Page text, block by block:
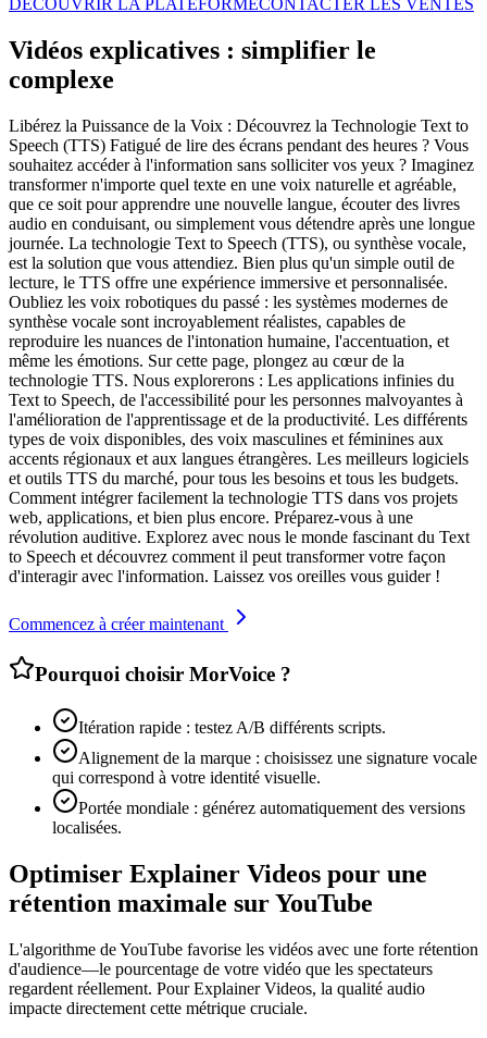
DÉCOUVRIR LA PLATEFORMECONTACTER LES VENTES
Vidéos explicatives : simplifier le
complexe
Libérez la Puissance de la Voix : Découvrez la Technologie Text to
Speech (TTS) Fatigué de lire des écrans pendant des heures ? Vous
souhaitez accéder à l'information sans solliciter vos yeux ? Imaginez
transformer n'importe quel texte en une voix naturelle et agréable,
que ce soit pour apprendre une nouvelle langue, écouter des livres
audio en conduisant, ou simplement vous détendre après une longue
journée. La technologie Text to Speech (TTS), ou synthèse vocale,
est la solution que vous attendiez. Bien plus qu'un simple outil de
lecture, le TTS offre une expérience immersive et personnalisée.
Oubliez les voix robotiques du passé : les systèmes modernes de
synthèse vocale sont incroyablement réalistes, capables de
reproduire les nuances de l'intonation humaine, l'accentuation, et
même les émotions. Sur cette page, plongez au cœur de la
technologie TTS. Nous explorerons : Les applications infinies du
Text to Speech, de l'accessibilité pour les personnes malvoyantes à
l'amélioration de l'apprentissage et de la productivité. Les différents
types de voix disponibles, des voix masculines et féminines aux
accents régionaux et aux langues étrangères. Les meilleurs logiciels
et outils TTS du marché, pour tous les besoins et tous les budgets.
Comment intégrer facilement la technologie TTS dans vos projets
web, applications, et bien plus encore. Préparez-vous à une
révolution auditive. Explorez avec nous le monde fascinant du Text
to Speech et découvrez comment il peut transformer votre façon
d'interagir avec l'information. Laissez vos oreilles vous guider !
Commencez à créer maintenant
Pourquoi choisir MorVoice ?
Itération rapide : testez A/B différents scripts.
Alignement de la marque : choisissez une signature vocale
qui correspond à votre identité visuelle.
Portée mondiale : générez automatiquement des versions
localisées.
Optimiser Explainer Videos pour une
rétention maximale sur YouTube
L'algorithme de YouTube favorise les vidéos avec une forte rétention
d'audience—le pourcentage de votre vidéo que les spectateurs
regardent réellement. Pour Explainer Videos, la qualité audio
impacte directement cette métrique cruciale.